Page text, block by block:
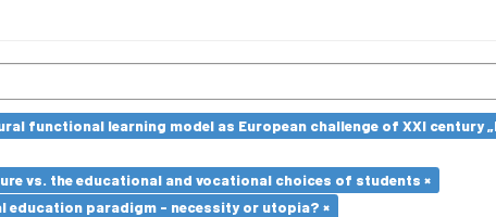
functional learning model as European challenge of XXI century
vs. the educational and vocational choices of students ×
education paradigm - necessity or utopia? ×